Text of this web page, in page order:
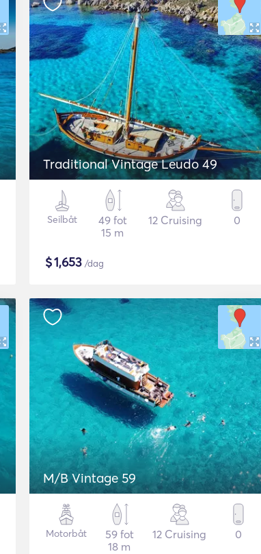
Traditional Vintage Leudo 49
Seilbåt
49 fot
15 m
12 Cruising 0
$1,653 /dag
M/B Vintage 59
Motorbåt
59 fot
18 m
12 Cruising 0